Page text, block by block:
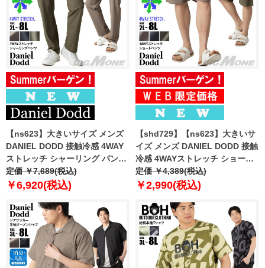
【ns623】大きいサイズ メンズ
DANIEL DODD 接触冷感 4WAY
ストレッチ シャーリング パンツ
春夏新作 azp260201201t
【fre】
定価 ￥7,689(税込)
￥6,920(税込)
【shd729】【ns623】大きいサ
イズ メンズ DANIEL DODD 接触
冷感 4WAYストレッチ ショーツ
ショートパンツ ハーフパンツ 春
夏新作 azsp-260204 【fre】
定価 ￥4,389(税込)
￥2,990(税込)